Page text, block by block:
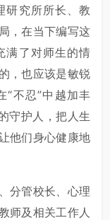
研究所所长、教
，在当下编写这
满了对师生的情
，也应该是敏锐
“不忍”中越加丰
守护人，把人生
他们身心健康地
分管校长、心理
师及相关工作人